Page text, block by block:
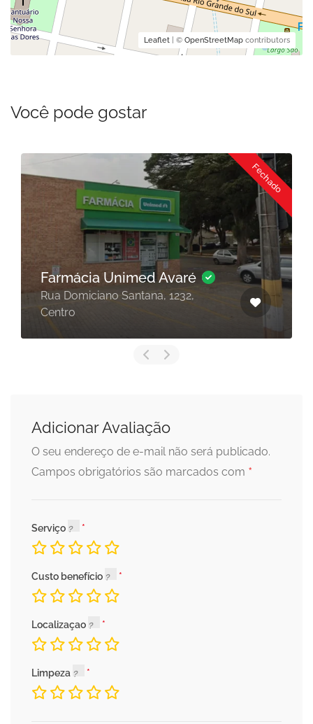
Leaflet | © OpenStreetMap contributors
Você pode gostar
Fechado
Farmácia Unimed Avaré
Rua Domiciano Santana, 1232,
Centro
Adicionar Avaliação
O seu endereço de e-mail não será publicado.
Campos obrigatórios são marcados com *
Serviço
Custo benefício
Localizaçao
Limpeza